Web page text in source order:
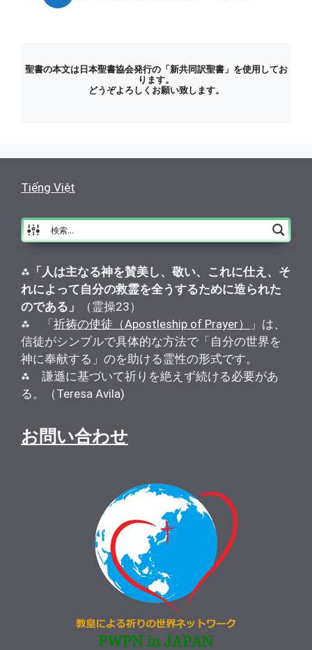
聖書の本文は日本聖書協会発行の「新共同訳聖書」を使用してお
ります。
どうぞよろしくお願い致します。
Tiếng Việt
⁂ 「人は主なる神を賛美し、敬い、これに仕え、そ
れによって自分の救霊を全うするために造られた
のである」
（霊操23）
⁂ 「祈祷の使徒（Apostleship of Prayer）
」は、
信徒がシンプルで具体的な方法で「自分の世界を
神に奉献する」のを助ける霊性の形式です。
⁂ 謙遜に基づいて祈りを絶えず続ける必要があ
る。（Teresa Avila)
お問い合わせ